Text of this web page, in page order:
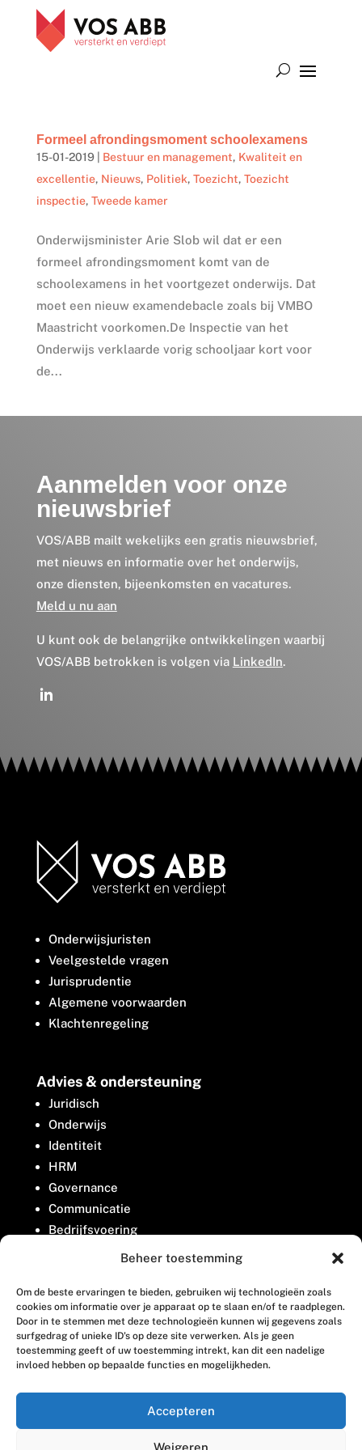
Beheer toestemming
Om de beste ervaringen te bieden, gebruiken wij technologieën zoals
cookies om informatie over je apparaat op te slaan en/of te raadplegen.
Door in te stemmen met deze technologieën kunnen wij gegevens zoals
surfgedrag of unieke ID's op deze site verwerken. Als je geen
toestemming geeft of uw toestemming intrekt, kan dit een nadelige
invloed hebben op bepaalde functies en mogelijkheden.
Accepteren
Weigeren
Formeel afrondingsmoment schoolexamens
15-01-2019| Bestuur en management, Kwaliteit en
excellentie, Nieuws, Politiek, Toezicht, Toezicht
inspectie, Tweede kamer
Onderwijsminister Arie Slob wil dat er een
formeel afrondingsmoment komt van de
schoolexamens in het voortgezet onderwijs. Dat
moet een nieuw examendebacle zoals bij VMBO
Maastricht voorkomen.De Inspectie van het
Onderwijs verklaarde vorig schooljaar kort voor
de...
Aanmelden voor onze
nieuwsbrief
VOS/ABB mailt wekelijks een gratis nieuwsbrief,
met nieuws en informatie over het onderwijs,
onze diensten, bijeenkomsten en vacatures.
Meld u nu aan
U kunt ook de belangrijke ontwikkelingen waarbij
VOS/ABB betrokken is volgen via LinkedIn.
Onderwijsjuristen
Veelgestelde vragen
Jurisprudentie
Algemene voorwaarden
Klachtenregeling
Advies & ondersteuning
Juridisch
Onderwijs
Identiteit
HRM
Governance
Communicatie
Bedrijfsvoering
Belangenbehartiging
Contact
Houttuinlaan 8
3447 GM Woerden